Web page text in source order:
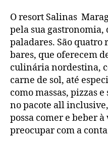
O resort Salinas
pela sua gastronomia,
paladares. São quatro
bares, que oferecem
culinária nordestina,
carne de sol, até
como massas, pizzas
no pacote all
possa comer e beber à
preocupar com a